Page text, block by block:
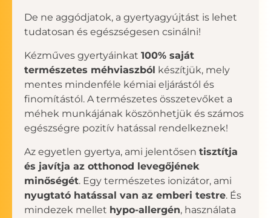
De ne aggódjatok, a gyertyagyújtást is lehet
tudatosan és egészségesen csinálni!
Kézműves gyertyáinkat 100% saját
természetes méhviaszból készítjük, mely
mentes mindenféle kémiai eljárástól és
finomítástól. A természetes összetevőket a
méhek munkájának köszönhetjük és számos
egészségre pozitív hatással rendelkeznek!
Az egyetlen gyertya, ami jelentősen tisztítja
és javítja az otthonod levegőjének
minőségét. Egy természetes ionizátor, ami
nyugtató hatással van az emberi testre. És
mindezek mellet hypo-allergén, használata